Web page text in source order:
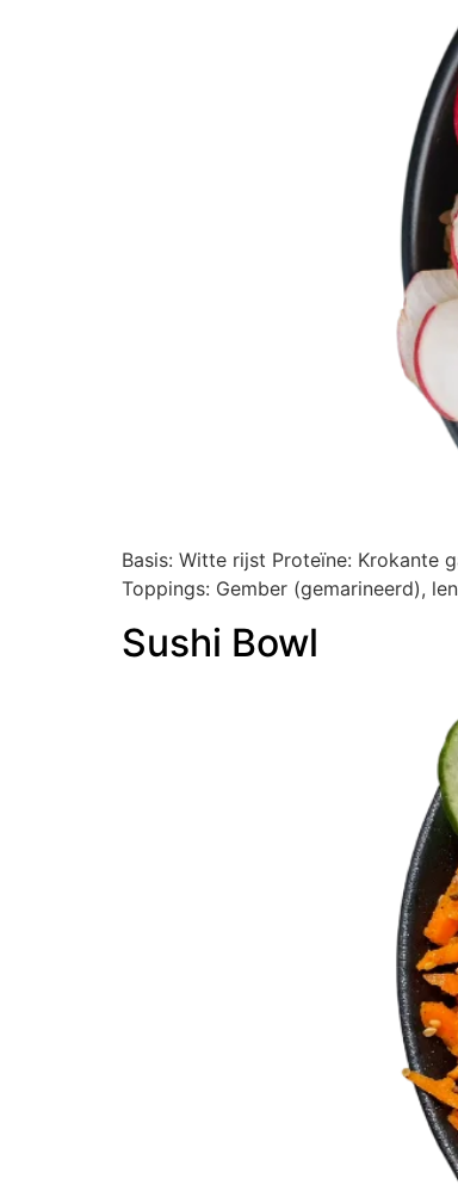
Basis: Witte rijst Proteïne: Krokante
Toppings: Gember (gemarineerd),
Sushi Bowl